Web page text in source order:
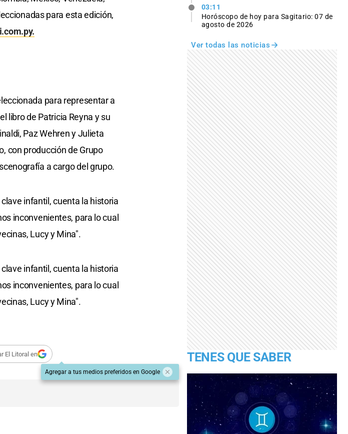
para esta edición,
para representar a
libro de Patricia Reyna y su
Paz Wehren y Julieta
con producción de Grupo
a cargo del grupo.
infantil, cuenta la historia
inconvenientes, para lo cual
Lucy y Mina".
infantil, cuenta la historia
inconvenientes, para lo cual
Lucy y Mina".
El Litoral en
Agregar a tus medios preferidos en Google
03:11
Horóscopo de hoy para Sagitario: 07 de
agosto de 2026
Ver todas las noticias
TENES QUE SABER